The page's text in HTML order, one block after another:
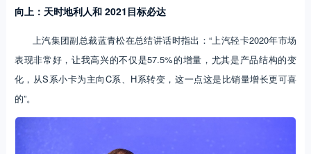
向上：天时地利人和 2021目标必达
上汽集团副总裁蓝青松在总结讲话时指出：“上汽轻卡2020年市场
表现非常好，让我高兴的不仅是57.5%的增量，尤其是产品结构的变
化，从S系小卡为主向C系、H系转变，这一点这是比销量增长更可喜
的”。